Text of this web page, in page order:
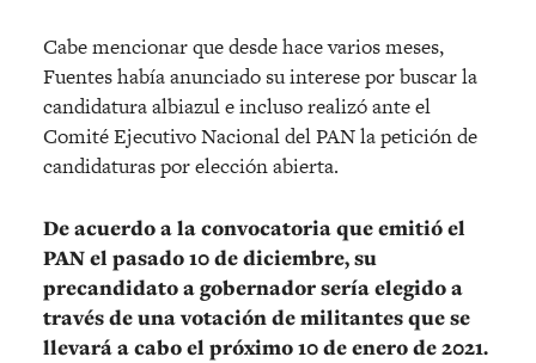
Cabe mencionar que desde hace varios meses,
Fuentes había anunciado su interese por buscar la
candidatura albiazul e incluso realizó ante el
Comité Ejecutivo Nacional del PAN la petición de
candidaturas por elección abierta.
De acuerdo a la convocatoria que emitió el
PAN el pasado 10 de diciembre, su
precandidato a gobernador sería elegido a
través de una votación de militantes que se
llevará a cabo el próximo 10 de enero de 2021.